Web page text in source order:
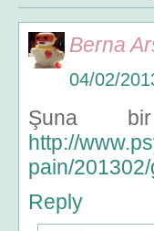
Berna
04/02/
Şuna
http://
pain/
Reply